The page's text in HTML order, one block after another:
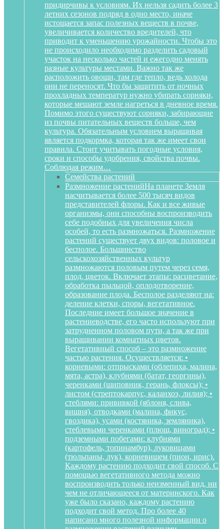
придирчивы к условиям. Их нельзя садить более 3
летних сезонов подряд в одно место, иначе
истощается запас полезных веществ в почве,
увеличивается количество вредителей, что
приводит к уменьшению урожайности. Чтобы это
не происходило необходимо разделить садовый
участок на несколько частей и ежегодно менять
разные культуры местами. Важно так же
расположить овощи, там где тепло, ведь холода
они не переносят. Что бы защитить от ночных
прохладных температур нужно убирать сорняки,
которые мешают земле нагреться в дневное время.
Помимо этого существуют сорняки, забирающие
из почвы питательных веществ больше, чем
культура. Обязательным условием выращивая
является подкормка, которая так же имеет свои
правила. Стоит учитывать погодные условия,
сроки и способы удобрения, свойства почвы.
Соблюдая режим…
Семейства растений
Размножение растенийНа планете Земля
насчитывается более 500 тысяч видов
представителей флоры. Как и все живые
организмы, они способны воспроизводить
себе подобных для увеличения числа
особей, то есть размножаться. Размножение
растений существует двух видов: половое и
бесполое. Большинство
сельскохозяйственных культур
размножаются половым путем через семя,
плод, цветок. Включает этапы: расцветание,
обработка пыльцой, оплодотворение,
образование плода. Бесполое разделяют на:
деление клетки, споры, вегетативное.
Последние имеет большое значение в
растениеводстве, его часто используют при
затрудненном половом пути, а так же при
выращивании комнатных цветов.
Вегетативный способ – это размножение
частью растения. Осуществляется: •
корневыми: отпрысками (облепиха, малина,
мята, астра), клубнями (батат, георгины),
черенками (шиповник, герань, флоксы); •
листом (стрептокарпус, каланхоэ, лилия); •
стеблями: прививкой (яблоня, слива,
вишня), отводками (малина, фикус,
гвоздика), усами (костяника, земляника),
стеблевыми черенками (плющ, виноград); •
подземными побегами: клубнями
(картофель, топинамбур), луковицами
(тюльпаны, лук), корневищем (пион, ирис).
Каждому растению подходит свой способ. С
помощью вегетативного метода можно
воспроизводить только неизменный вид, ни
чем не отличающееся от материнского. Как
уже было сказано, каждому растению
подходит свой метод. Про более 40
написано много полезной информации о